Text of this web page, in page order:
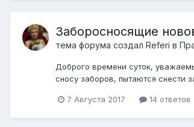
Заборосносящие
тема форума создал Referi в
Доброго времени суток,
сносу заборов, пытаются снести
7 Августа 2017 14 ответов